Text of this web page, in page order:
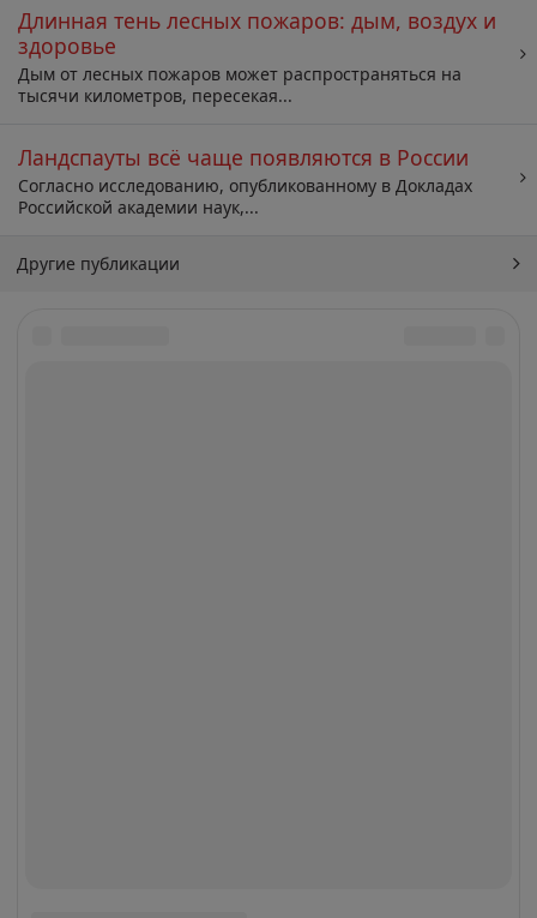
Длинная тень лесных пожаров: дым, воздух и
здоровье
Дым от лесных пожаров может распространяться на
тысячи километров, пересекая...
Ландспауты всё чаще появляются в России
Согласно исследованию, опубликованному в Докладах
Российской академии наук,...
Другие публикации